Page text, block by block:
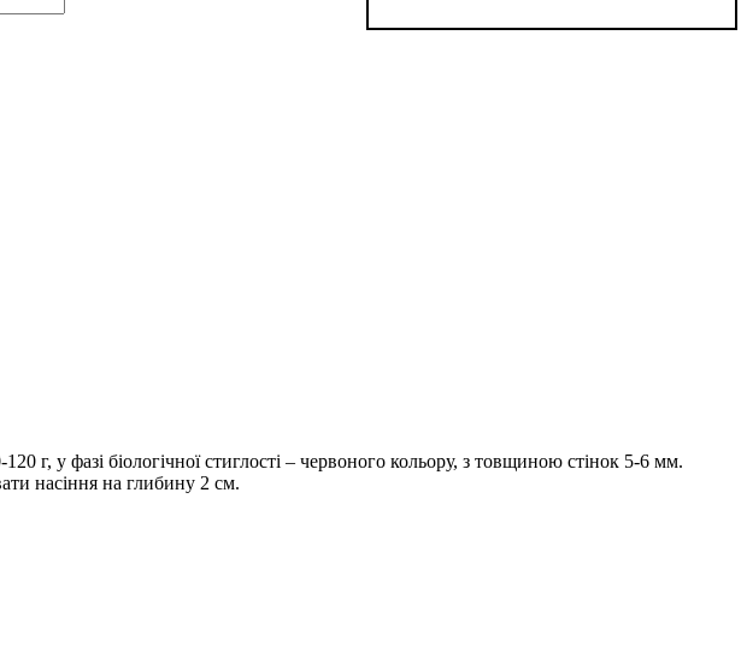
у фазі біологічної стиглості – червоного кольору, з товщиною стінок 5-6 мм.
насіння на глибину 2 см.